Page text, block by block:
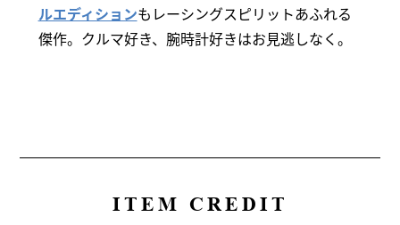
ルエディションもレーシングスピリットあふれる
傑作。クルマ好き、腕時計好きはお見逃しなく。
ITEM CREDIT